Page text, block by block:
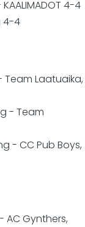
4-4
4-4
Team Laatuaika,
- Team
- CC Pub Boys,
AC Gynthers,